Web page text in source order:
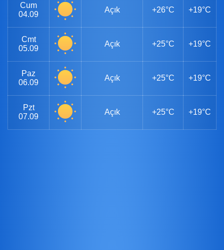
Cum
04.09
Açık +26°C +19°C
Cmt
05.09
Açık +25°C +19°C
Paz
06.09
Açık +25°C +19°C
Pzt
07.09
Açık +25°C +19°C